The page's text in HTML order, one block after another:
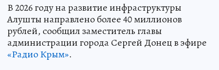
В 2026 году на развитие инфраструктуры
Алушты направлено более 40 миллионов
рублей, сообщил заместитель главы
администрации города Сергей Донец в эфире
«Радио Крым».